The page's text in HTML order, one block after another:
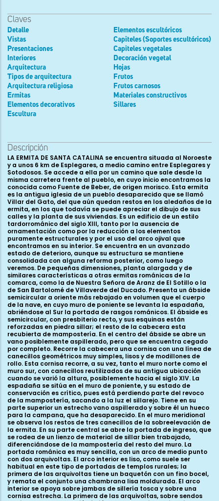
Claves
Detalle
Vistas
Presentaciones
Interiores
Arquitectura
Tipos de arquitectura
Arquitectura religiosa
Ermitas
Elementos decorativos
Escultura
Elementos escultóricos
Capiteles (Soportes escultóricos)
Capiteles vegetales
Decoración vegetal
Hojas
Frutos
Frutos carnosos
Materiales constructivos
Sillares
Descripción
LA ERMITA DE SANTA CATALINA se encuentra situada al Noroeste
y a unos 6 km de Esplegares, a medio camino entre Esplegares y
Sotodosos. Se accede a ella por un camino que sale desde la
misma carretera frente al pueblo, en cuyo inicio encontramos la
conocida como Fuente de Beber, de origen morisco. Esta ermita
es la antigua iglesia de un pueblo desaparecido que se llamó
Villar del Gato, del que aún quedan restos en los aledaños de la
ermita, en los que todavía se puede apreciar el dibujo de sus
calles y la planta de sus viviendas. Es un edificio de un estilo
tardorrománico del siglo XIII, tanto por la ausencia de
ornamentación como por la reducción a los elementos
puramente estructurales y por el uso del arco ojival que
encontramos en su interior. Se encuentra en un avanzado
estado de deterioro, aunque su estructura se mantiene
consolidada con alguna reforma posterior, como luego
veremos. De pequeñas dimensiones, planta alargada y de
similares características a otras ermitas románicas de la
comarca, como la de Nuestra Señora de Aranz de El Sotillo o la
de San Bartolomé de Villaverde del Ducado. Presenta un ábside
semicircular a oriente más rebajado en volumen que el cuerpo
de la nave, en cuyo muro de poniente se levanta la espadaña,
abriéndose al Sur la portada de rasgos románicos. El ábside es
semicircular, con presbiterio recto, y sus esquinas están
reforzadas en piedra sillar; el resto de la cabecera esta
recubierta de mampostería. En el centro del ábside se abre un
vano posiblemente aspillerado, pero que se encuentra cegado
por completo. Recorre la cabecera una cornisa con una línea de
canecillos geométricos muy simples, lisos y de modillones de
rollo. Esta cornisa recorre, a su vez, tanto el muro norte como el
muro sur, con canecillos reutilizados de su antigua ubicación
cuando se varió la altura, posiblemente hacia el siglo XIV. La
espadaña se sitúa en el muro de poniente, y su estado de
conservación es crítico, pues está perdiendo parte del revoco
de la mampostería, sacando a la luz el sillarejo. Tiene en su
parte superior un estrecho vano aspillerado y sobre él un hueco
para la campana, que ha desaparecido. En el muro meridional
se observa los restos de tres canecillos de la sobreelevación de
la ermita. En su parte central se abre la portada de ingreso, que
se rodea de un lienzo de material de sillar bien trabajado,
diferenciándose de la mampostería del resto del muro. La
portada románica es muy sencilla, con un arco de medio punto
con dos arquivoltas. El arco interior es liso, como suele ser
habitual en este tipo de portadas de templos rurales; la
primera de las arquivoltas tiene un baquetón con un fino bocel,
y remata el conjunto una chambrana lisa moldurada. El arco
interior se apoya sobre jambas de sillería tosca y sobre una
cornisa estrecha. La primera de las arquivoltas, sobre sendos